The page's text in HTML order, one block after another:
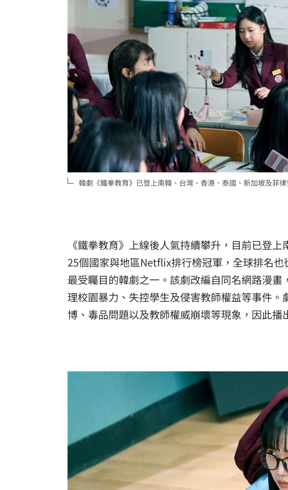
韓劇《鐵拳教育》已登上南韓、台灣、香港、泰國、新加坡及菲
《鐵拳教育》上線後人氣持續攀升，目前已登上
25個國家與地區Netflix排行榜冠軍，全球排名
最受矚目的韓劇之一。該劇改編自同名網路漫
理校園暴力、失控學生及侵害教師權益等事件
博、毒品問題以及教師權威崩壞等現象，因此播